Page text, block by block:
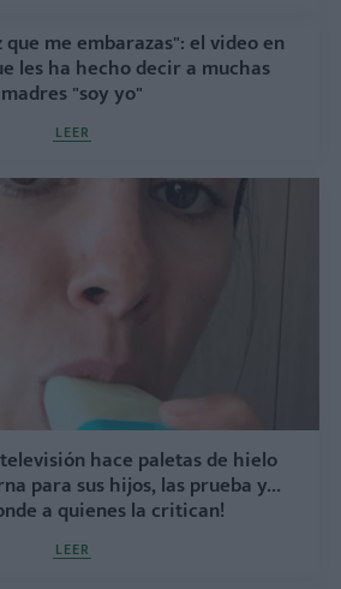
me embarazas": el video en
les ha hecho decir a muchas
madres "soy yo"
LEER
hace paletas de hielo
para sus hijos, las prueba y...
a quienes la critican!
LEER